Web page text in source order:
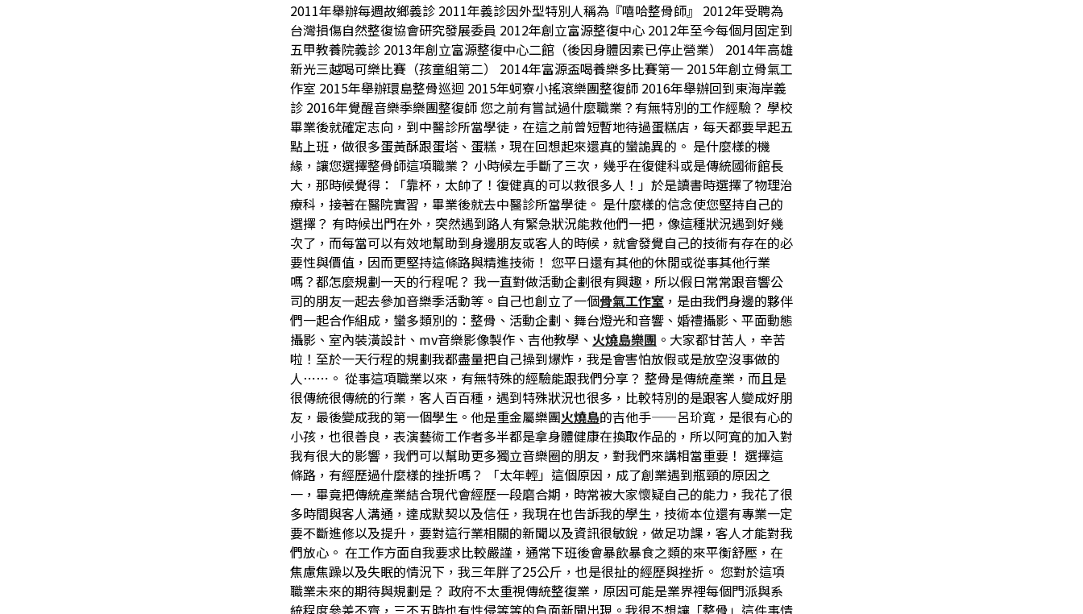
2011年舉辦每週故鄉義診 2011年義診因外型特別人稱為『嘻哈整骨師』 2012年受聘為
台灣損傷自然整復協會研究發展委員 2012年創立富源整復中心 2012年至今每個月固定到
五甲教養院義診 2013年創立富源整復中心二館（後因身體因素已停止營業） 2014年高雄
新光三越喝可樂比賽（孩童組第二） 2014年富源盃喝養樂多比賽第一 2015年創立骨氣工
作室 2015年舉辦環島整骨巡迴 2015年蚵寮小搖滾樂團整復師 2016年舉辦回到東海岸義
診 2016年覺醒音樂季樂團整復師 您之前有嘗試過什麼職業？有無特別的工作經驗？ 學校
畢業後就確定志向，到中醫診所當學徒，在這之前曾短暫地待過蛋糕店，每天都要早起五
點上班，做很多蛋黃酥跟蛋塔、蛋糕，現在回想起來還真的蠻詭異的。 是什麼樣的機
緣，讓您選擇整骨師這項職業？ 小時候左手斷了三次，幾乎在復健科或是傳統國術館長
大，那時候覺得：「靠杯，太帥了！復健真的可以救很多人！」於是讀書時選擇了物理治
療科，接著在醫院實習，畢業後就去中醫診所當學徒。 是什麼樣的信念使您堅持自己的
選擇？ 有時候出門在外，突然遇到路人有緊急狀況能救他們一把，像這種狀況遇到好幾
次了，而每當可以有效地幫助到身邊朋友或客人的時候，就會發覺自己的技術有存在的必
要性與價值，因而更堅持這條路與精進技術！ 您平日還有其他的休閒或從事其他行業
嗎？都怎麼規劃一天的行程呢？ 我一直對做活動企劃很有興趣，所以假日常常跟音響公
司的朋友一起去參加音樂季活動等。自己也創立了一個骨氣工作室 ，是由我們身邊的夥伴
們一起合作組成，蠻多類別的：整骨、活動企劃、舞台燈光和音響、婚禮攝影、平面動態
攝影、室內裝潢設計、mv音樂影像製作、吉他教學、 火燒島樂團 。大家都甘苦人，辛苦
啦！至於一天行程的規劃我都盡量把自己操到爆炸，我是會害怕放假或是放空沒事做的
人⋯⋯。 從事這項職業以來，有無特殊的經驗能跟我們分享？ 整骨是傳統產業，而且是
很傳統很傳統的行業，客人百百種，遇到特殊狀況也很多，比較特別的是跟客人變成好朋
友，最後變成我的第一個學生。他是重金屬樂團火燒島的吉他手——呂玠寬，是很有心的
小孩，也很善良，表演藝術工作者多半都是拿身體健康在換取作品的，所以阿寬的加入對
我有很大的影響，我們可以幫助更多獨立音樂圈的朋友，對我們來講相當重要！ 選擇這
條路，有經歷過什麼樣的挫折嗎？ 「太年輕」這個原因，成了創業遇到瓶頸的原因之
一，畢竟把傳統產業結合現代會經歷一段磨合期，時常被大家懷疑自己的能力，我花了很
多時間與客人溝通，達成默契以及信任，我現在也告訴我的學生，技術本位還有專業一定
要不斷進修以及提升，要對這行業相關的新聞以及資訊很敏銳，做足功課，客人才能對我
們放心。 在工作方面自我要求比較嚴謹，通常下班後會暴飲暴食之類的來平衡舒壓，在
焦慮焦躁以及失眠的情況下，我三年胖了25公斤，也是很扯的經歷與挫折。 您對於這項
職業未來的期待與規劃是？ 政府不太重視傳統整復業，原因可能是業界裡每個門派與系
統程度參差不齊，三不五時也有性侵等等的負面新聞出現。我很不想讓「整骨」這件事情